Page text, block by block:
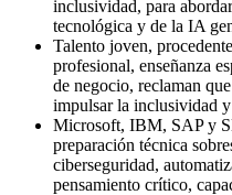
inclusividad, para
tecnológica y de la IA
Talento joven,
profesional, enseñanza
de negocio, reclaman
impulsar la inclusividad
Microsoft, IBM, SAP y
preparación técnica
ciberseguridad,
pensamiento crítico,